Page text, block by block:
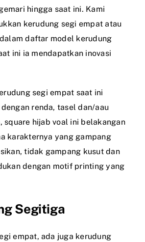
hingga saat ini. Kami
kerudung segi empat atau
daftar model kerudung
ini ia mendapatkan inovasi
segi empat saat ini
renda, tasel dan/aau
square hijab voal ini belakangan
karakternya yang gampang
tidak gampang kusut dan
dengan motif printing yang
Segitiga
empat, ada juga kerudung